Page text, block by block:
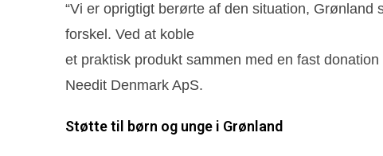
“Vi er oprigtigt berørte af den situation,
forskel. Ved at koble
et praktisk produkt sammen med en fast
Needit Denmark ApS.
Støtte til børn og unge i Grønland